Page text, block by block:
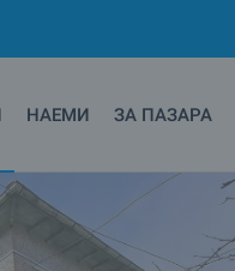
НАЕМИ ЗА ПАЗАРА